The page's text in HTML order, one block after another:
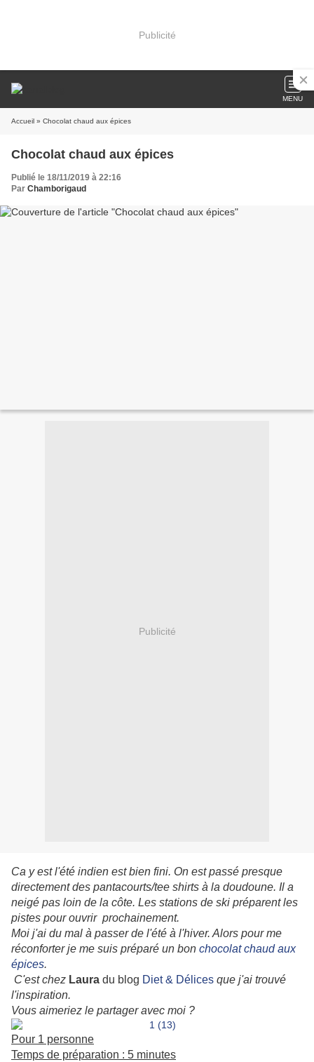
Publicité
MENU
Accueil » Chocolat chaud aux épices
Chocolat chaud aux épices
Publié le 18/11/2019 à 22:16
Par Chamborigaud
Publicité
Ca y est l'été indien est bien fini. On est passé presque
directement des pantacourts/tee shirts à la doudoune. Il a
neigé pas loin de la côte. Les stations de ski préparent les
pistes pour ouvrir prochainement.
Moi j'ai du mal à passer de l'été à l'hiver. Alors pour me
réconforter je me suis préparé un bon chocolat chaud aux
épices.
C'est chez Laura du blog Diet & Délices que j'ai trouvé
l'inspiration.
Vous aimeriez le partager avec moi ?
Pour 1 personne
Temps de préparation : 5 minutes